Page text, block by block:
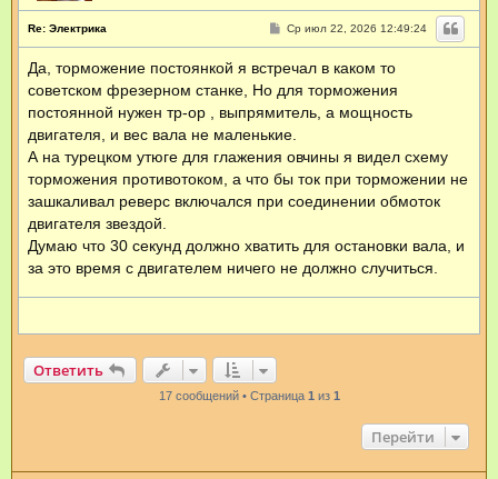
Re: Электрика
С
б
е
и
е
Ср июл 22, 2026 12:49:24
Да, торможение постоянкой я встречал в каком то
советском фрезерном станке, Но для торможения
постоянной нужен тр-ор , выпрямитель, а мощность
двигателя, и вес вала не маленькие.
А на турецком утюге для глажения овчины я видел схему
торможения противотоком, а что бы ток при торможении не
зашкаливал реверс включался при соединении обмоток
двигателя звездой.
Думаю что 30 секунд должно хватить для остановки вала, и
за это время с двигателем ничего не должно случиться.
Ответить
17 сообщений • Страница 1 из 1
Перейти